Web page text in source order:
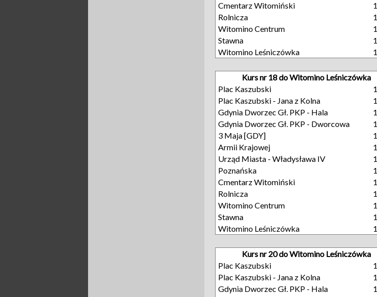
Cmentarz Witomiński
Rolnicza
Witomino Centrum
Stawna
Witomino Leśniczówka
Kurs nr 18 do Witomino Leśniczówka
Plac Kaszubski
Plac Kaszubski - Jana z Kolna
Gdynia Dworzec Gł. PKP - Hala
Gdynia Dworzec Gł. PKP - Dworcowa
3 Maja [GDY]
Armii Krajowej
Urząd Miasta - Władysława IV
Poznańska
Cmentarz Witomiński
Rolnicza
Witomino Centrum
Stawna
Witomino Leśniczówka
Kurs nr 20 do Witomino Leśniczówka
Plac Kaszubski
Plac Kaszubski - Jana z Kolna
Gdynia Dworzec Gł. PKP - Hala